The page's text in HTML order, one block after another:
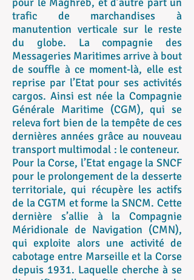
trafic de marchandises à
manutention verticale sur le reste
du globe. La compagnie des
Messageries Maritimes arrive à bout
de souffle à ce moment-là, elle est
reprise par l’Etat pour ses activités
cargos. Ainsi est née la Compagnie
Générale Maritime (CGM), qui se
releva fort bien de la tempête de ces
dernières années grâce au nouveau
transport multimodal : le conteneur.
Pour la Corse, l’Etat engage la SNCF
pour le prolongement de la desserte
territoriale, qui récupère les actifs
de la CGTM et forme la SNCM. Cette
dernière s’allie à la Compagnie
Méridionale de Navigation (CMN),
qui exploite alors une activité de
cabotage entre Marseille et la Corse
depuis 1931. Laquelle cherche à se